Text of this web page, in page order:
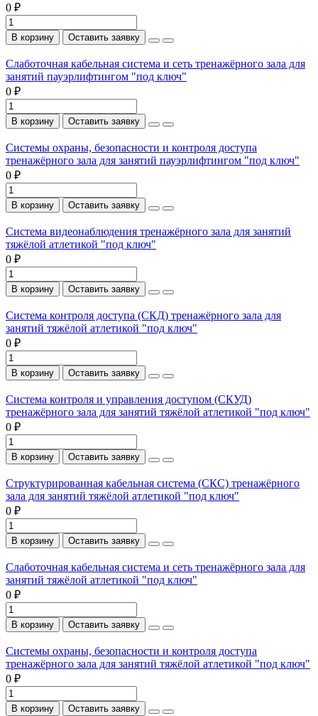
0 ₽
В корзину Оставить заявку
Слаботочная кабельная система и сеть тренажёрного зала для
занятий пауэрлифтингом "под ключ"
0 ₽
В корзину Оставить заявку
Системы охраны, безопасности и контроля доступа
тренажёрного зала для занятий пауэрлифтингом "под ключ"
0 ₽
В корзину Оставить заявку
Система видеонаблюдения тренажёрного зала для занятий
тяжёлой атлетикой "под ключ"
0 ₽
В корзину Оставить заявку
Система контроля доступа (СКД) тренажёрного зала для
занятий тяжёлой атлетикой "под ключ"
0 ₽
В корзину Оставить заявку
Система контроля и управления доступом (СКУД)
тренажёрного зала для занятий тяжёлой атлетикой "под ключ"
0 ₽
В корзину Оставить заявку
Структурированная кабельная система (СКС) тренажёрного
зала для занятий тяжёлой атлетикой "под ключ"
0 ₽
В корзину Оставить заявку
Слаботочная кабельная система и сеть тренажёрного зала для
занятий тяжёлой атлетикой "под ключ"
0 ₽
В корзину Оставить заявку
Системы охраны, безопасности и контроля доступа
тренажёрного зала для занятий тяжёлой атлетикой "под ключ"
0 ₽
В корзину Оставить заявку